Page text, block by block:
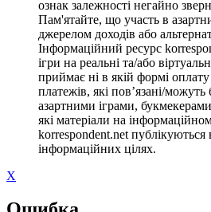
ознак залежності негайно
Пам'ятайте, що участь в
джерелом доходів або
Інформаційний ресурс
ігри на реальні та/або
приймає ні в якій формі
платежів, які пов’язані/можуть
азартними іграми,
які матеріали на
korrespondent.net
інформаційних цілях.
X